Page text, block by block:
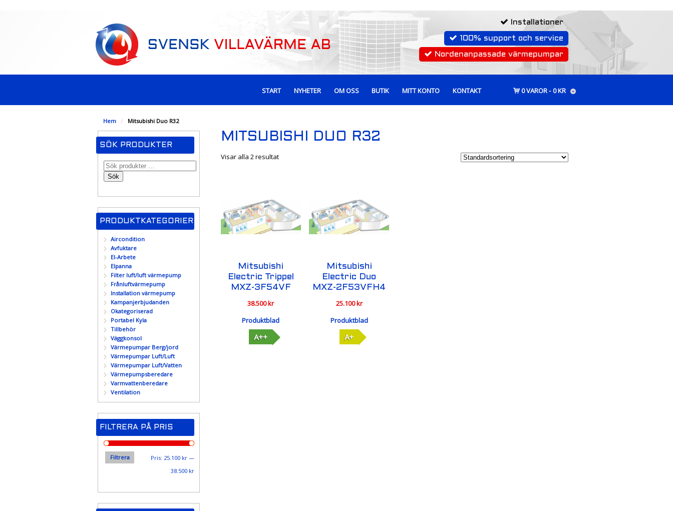
Installationer
100% support och service
Nordenanpassade värmepumpar
START NYHETER OM OSS BUTIK MITT KONTO KONTAKT 0 VAROR 0 KR
Hem / Mitsubishi Duo R32
MITSUBISHI DUO R32
Visar alla 2 resultat
Mitsubishi
Electric Trippel
MXZ-3F54VF
38.500kr
Produktblad
A++
Mitsubishi
Electric Duo
MXZ-2F53VFH4
25.100kr
Produktblad
A+
SÖK PRODUKTER
Sök
PRODUKTKATEGORIER
Aircondition
Avfuktare
El-Arbete
Elpanna
Filter luft/luft värmepump
Frånluftvärmepump
Installation värmepump
Kampanjerbjudanden
Okategoriserad
Portabel Kyla
Tillbehör
Väggkonsol
Värmepumpar Berg/jord
Värmepumpar Luft/Luft
Värmepumpar Luft/Vatten
Värmepumpsberedare
Varmvattenberedare
Ventilation
FILTRERA PÅ PRIS
Min
pris
Max
pris
Filtrera Pris: 25.100 kr—
38.500 kr